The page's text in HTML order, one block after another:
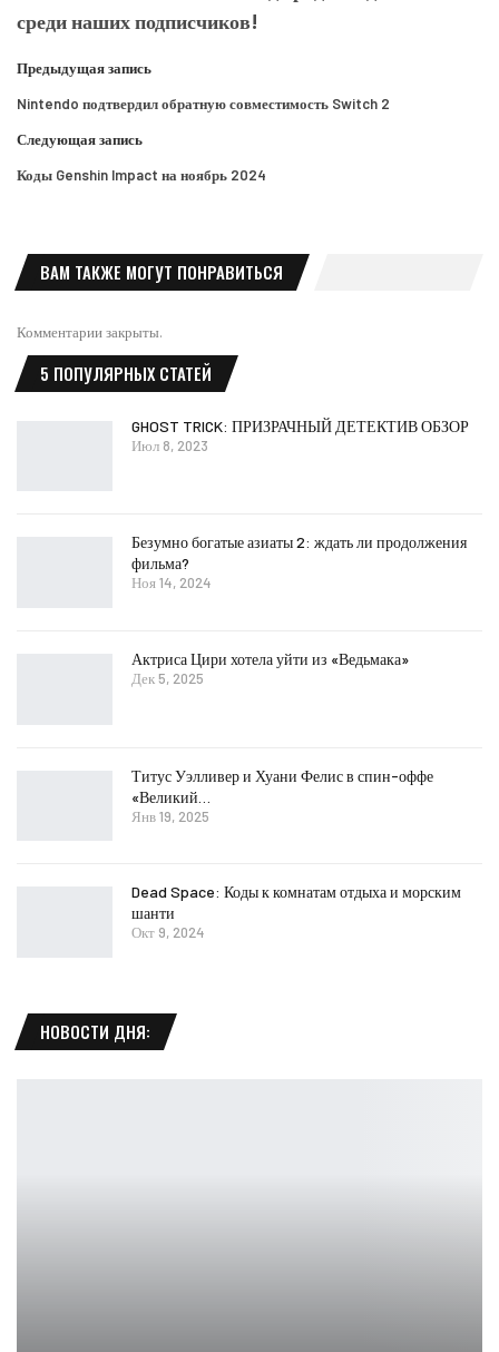
среди наших подписчиков!
Предыдущая запись
Nintendo подтвердил обратную совместимость Switch 2
Следующая запись
Коды Genshin Impact на ноябрь 2024
ВАМ ТАКЖЕ МОГУТ ПОНРАВИТЬСЯ
Комментарии закрыты.
5 ПОПУЛЯРНЫХ СТАТЕЙ
GHOST TRICK: ПРИЗРАЧНЫЙ ДЕТЕКТИВ ОБЗОР
Июл 8, 2023
Безумно богатые азиаты 2: ждать ли продолжения
фильма?
Ноя 14, 2024
Актриса Цири хотела уйти из «Ведьмака»
Дек 5, 2025
Титус Уэлливер и Хуани Фелис в спин-оффе
«Великий…
Янв 19, 2025
Dead Space: Коды к комнатам отдыха и морским
шанти
Окт 9, 2024
НОВОСТИ ДНЯ: